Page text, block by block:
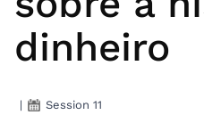
dinheiro
| Session 11